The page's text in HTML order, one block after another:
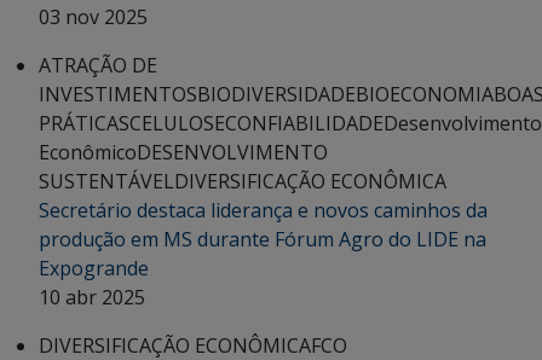
03 nov 2025
ATRAÇÃO DE
INVESTIMENTOSBIODIVERSIDADEBIOECONOMIA
PRÁTICASCELULOSECONFIABILIDADEDesenvolvimento
EconômicoDESENVOLVIMENTO
SUSTENTÁVELDIVERSIFICAÇÃO ECONÔMICA
Secretário destaca liderança e novos caminhos da
produção em MS durante Fórum Agro do LIDE na
Expogrande
10 abr 2025
DIVERSIFICAÇÃO ECONÔMICAFCO